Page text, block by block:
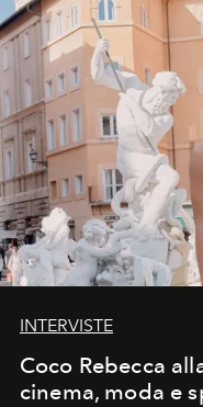
INTERVISTE
Coco Rebecca
cinema, moda e